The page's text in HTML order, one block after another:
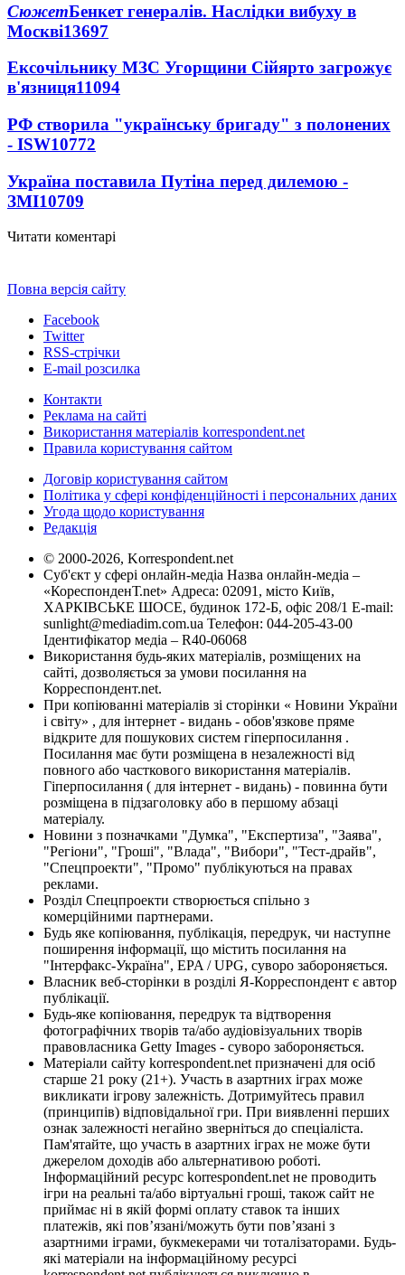
СюжетБенкет генералів. Наслідки вибуху в
Москві13697
Ексочільнику МЗС Угорщини Сійярто загрожує
в'язниця11094
РФ створила "українську бригаду" з полонених
- ISW10772
Україна поставила Путіна перед дилемою -
ЗМІ10709
Читати коментарі
Повна версія сайту
Facebook
Twitter
RSS-стрічки
E-mail розсилка
Контакти
Реклама на сайті
Використання матеріалів korrespondent.net
Правила користування сайтом
Договір користування сайтом
Політика у сфері конфіденційності і персональних даних
Угода щодо користування
Редакція
© 2000-2026, Korrespondent.net
Суб'єкт у сфері онлайн-медіа Назва онлайн-медіа –
«КореспонденТ.net» Адреса: 02091, місто Київ,
ХАРКІВСЬКЕ ШОСЕ, будинок 172-Б, офіс 208/1 E-mail:
sunlight@mediadim.com.ua Телефон: 044-205-43-00
Ідентифікатор медіа – R40-06068
Використання будь-яких матеріалів, розміщених на
сайті, дозволяється за умови посилання на
Корреспондент.net.
При копіюванні матеріалів зі сторінки « Новини України
і світу» , для інтернет - видань - обов'язкове пряме
відкрите для пошукових систем гіперпосилання .
Посилання має бути розміщена в незалежності від
повного або часткового використання матеріалів.
Гіперпосилання ( для інтернет - видань) - повинна бути
розміщена в підзаголовку або в першому абзаці
матеріалу.
Новини з позначками "Думка", "Експертиза", "Заява",
"Регіони", "Гроші", "Влада", "Вибори", "Тест-драйв",
"Спецпроекти", "Промо" публікуються на правах
реклами.
Розділ Спецпроекти створюється спільно з
комерційними партнерами.
Будь яке копіювання, публікація, передрук, чи наступне
поширення інформації, що містить посилання на
"Інтерфакс-Україна", EPA / UPG, суворо забороняється.
Власник веб-сторінки в розділі Я-Корреспондент є автор
публікації.
Будь-яке копіювання, передрук та відтворення
фотографічних творів та/або аудіовізуальних творів
правовласника Getty Images - суворо забороняється.
Матеріали сайту korrespondent.net призначені для осіб
старше 21 року (21+). Участь в азартних іграх може
викликати ігрову залежність. Дотримуйтесь правил
(принципів) відповідальної гри. При виявленні перших
ознак залежності негайно зверніться до спеціаліста.
Пам'ятайте, що участь в азартних іграх не може бути
джерелом доходів або альтернативою роботі.
Інформаційний ресурс korrespondent.net не проводить
ігри на реальні та/або віртуальні гроші, також сайт не
приймає ні в якій формі оплату ставок та інших
платежів, які пов’язані/можуть бути пов’язані з
азартними іграми, букмекерами чи тоталізаторами. Будь-
які матеріали на інформаційному ресурсі